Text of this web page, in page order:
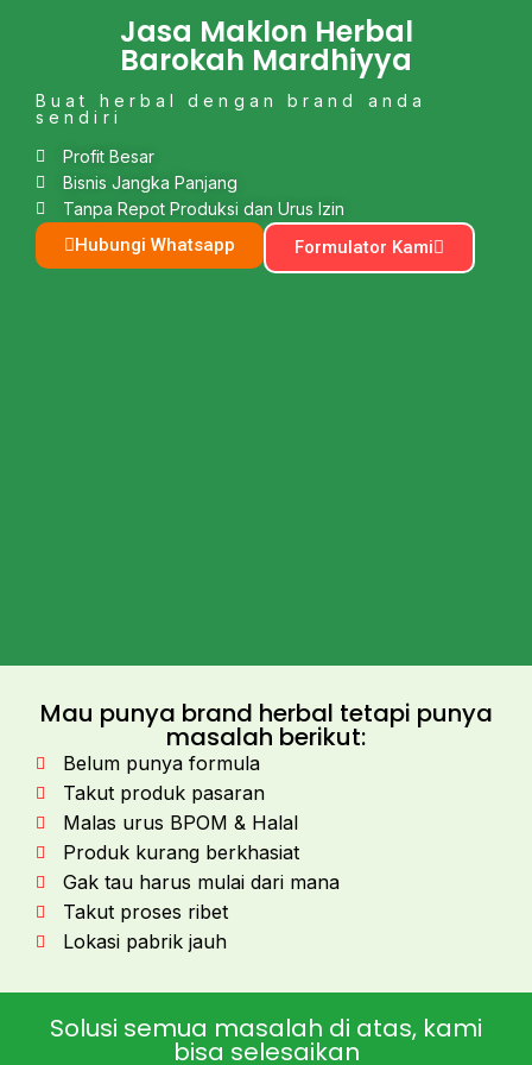
Jasa Maklon Herbal
Barokah Mardhiyya
Buat herbal dengan brand anda
sendiri
Profit Besar
Bisnis Jangka Panjang
Tanpa Repot Produksi dan Urus Izin
Hubungi Whatsapp Formulator Kami
Mau punya brand herbal tetapi punya
masalah berikut:
Belum punya formula
Takut produk pasaran
Malas urus BPOM & Halal
Produk kurang berkhasiat
Gak tau harus mulai dari mana
Takut proses ribet
Lokasi pabrik jauh
Solusi semua masalah di atas, kami
bisa selesaikan